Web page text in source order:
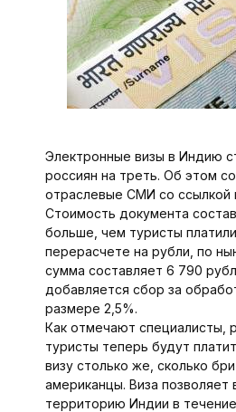
Электронные визы в Индию
россиян на треть. Об этом
отраслевые СМИ со ссылкой
Стоимость документа
больше, чем туристы
перерасчете на рубли, по
сумма составляет 6 790
добавляется сбор за
размере 2,5%.
Как отмечают специалисты,
туристы теперь будут
визу столько же, сколько
американцы. Виза позволяет
территорию Индии в